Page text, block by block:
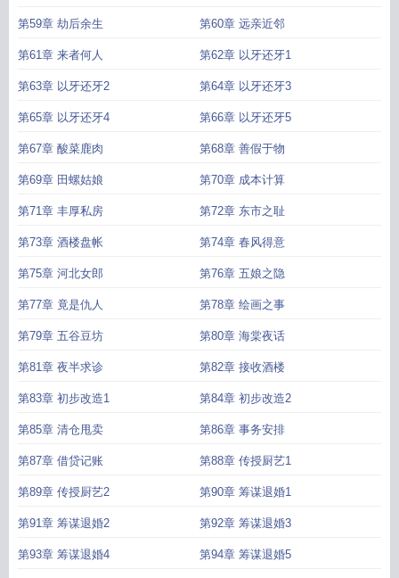
第59章 劫后余生 第60章 远亲近邻
第61章 来者何人 第62章 以牙还牙1
第63章 以牙还牙2 第64章 以牙还牙3
第65章 以牙还牙4 第66章 以牙还牙5
第67章 酸菜鹿肉 第68章 善假于物
第69章 田螺姑娘 第70章 成本计算
第71章 丰厚私房 第72章 东市之耻
第73章 酒楼盘帐 第74章 春风得意
第75章 河北女郎 第76章 五娘之隐
第77章 竟是仇人 第78章 绘画之事
第79章 五谷豆坊 第80章 海棠夜话
第81章 夜半求诊 第82章 接收酒楼
第83章 初步改造1 第84章 初步改造2
第85章 清仓甩卖 第86章 事务安排
第87章 借贷记账 第88章 传授厨艺1
第89章 传授厨艺2 第90章 筹谋退婚1
第91章 筹谋退婚2 第92章 筹谋退婚3
第93章 筹谋退婚4 第94章 筹谋退婚5